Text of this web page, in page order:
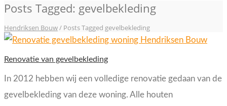
Posts Tagged: gevelbekleding
Hendriksen Bouw/ Posts Tagged gevelbekleding
Renovatie van gevelbekleding
In 2012 hebben wij een volledige renovatie gedaan van de
gevelbekleding van deze woning. Alle houten